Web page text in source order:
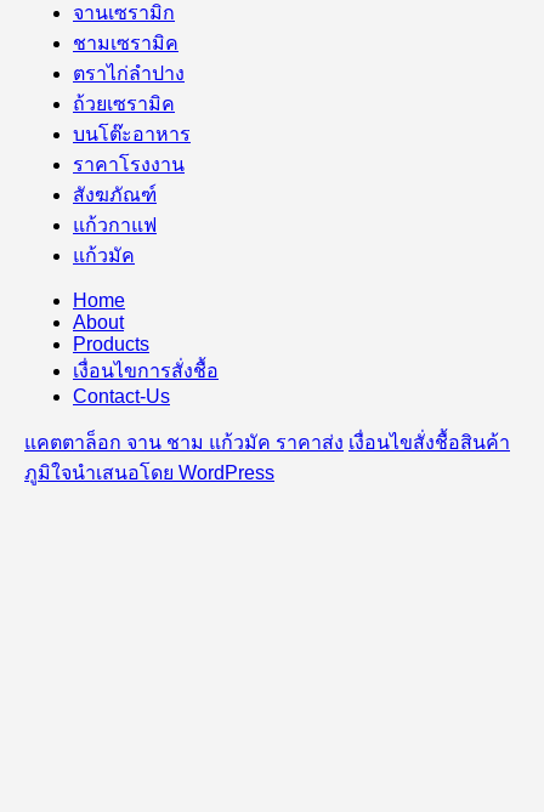
จานเซรามิก
ชามเซรามิค
ตราไก่ลำปาง
ถ้วยเซรามิค
บนโต๊ะอาหาร
ราคาโรงงาน
สังฆภัณฑ์
แก้วกาแฟ
แก้วมัค
Home
About
Products
เงื่อนไขการสั่งชื้อ
Contact-Us
แคตตาล็อก จาน ชาม แก้วมัค ราคาส่ง เงื่อนไขสั่งชื้อสินค้า
ภูมิใจนำเสนอโดย WordPress